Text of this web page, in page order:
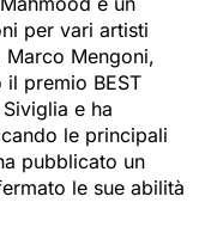
per vari artisti
Mengoni,
il premio BEST
e ha
le principali
pubblicato un
le sue abilità